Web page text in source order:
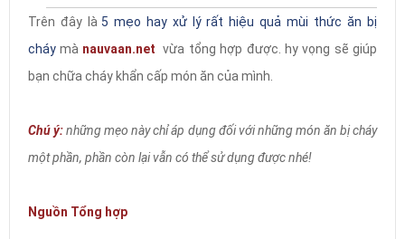
Trên đây là 5 mẹo hay xử lý rất hiệu quả mùi thức ăn bị
cháy mà nauvaan.net vừa tổng hợp được. hy vọng sẽ giúp
bạn chữa cháy khẩn cấp món ăn của mình.
Chú ý:những mẹo này chỉ áp dụng đối với những món ăn bị cháy
một phần, phần còn lại vẫn có thể sử dụng được nhé!
Nguồn Tổng hợp